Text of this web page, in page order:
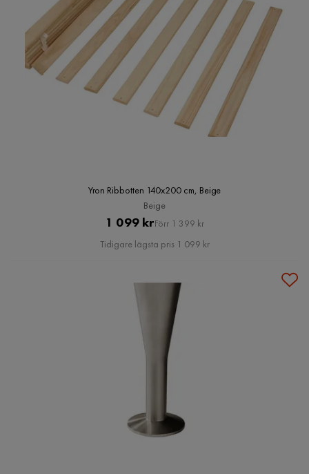
Yron Ribbotten 140x200 cm, Beige
Beige
Pris
1 099 krOriginal
Pris
Förr 1 399 kr
Tidigare lägsta pris 1 099 kr